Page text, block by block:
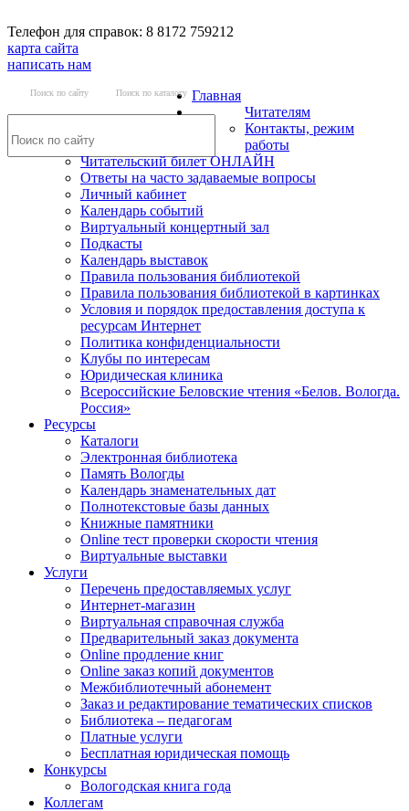
Телефон для справок: 8 8172 759212
карта сайта
написать нам
Поиск по сайту Поиск по каталогу Главная
Читателям
Контакты, режим
работы
Читательский билет ОНЛАЙН
Ответы на часто задаваемые вопросы
Личный кабинет
Календарь событий
Виртуальный концертный зал
Подкасты
Календарь выставок
Правила пользования библиотекой
Правила пользования библиотекой в картинках
Условия и порядок предоставления доступа к
ресурсам Интернет
Политика конфиденциальности
Клубы по интересам
Юридическая клиника
Всероссийские Беловские чтения «Белов. Вологда.
Россия»
Ресурсы
Каталоги
Электронная библиотека
Память Вологды
Календарь знаменательных дат
Полнотекстовые базы данных
Книжные памятники
Online тест проверки скорости чтения
Виртуальные выставки
Услуги
Перечень предоставляемых услуг
Интернет-магазин
Виртуальная справочная служба
Предварительный заказ документа
Online продление книг
Online заказ копий документов
Межбиблиотечный абонемент
Заказ и редактирование тематических списков
Библиотека – педагогам
Платные услуги
Бесплатная юридическая помощь
Конкурсы
Вологодская книга года
Коллегам